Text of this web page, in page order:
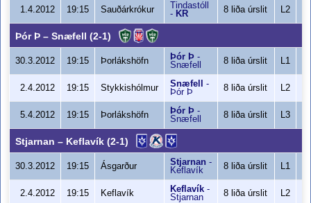
1.4.2012 19:15 Sauðárkrókur
Tindastóll
- KR 8 liða úrslit L2
Þór Þ – Snæfell (2-1)
30.3.2012 19:15 Þorlákshöfn Þór Þ -
Snæfell
8 liða úrslit L1
2.4.2012 19:15 Stykkishólmur Snæfell
-
Þór Þ
8 liða úrslit L2
5.4.2012 19:15 Þorlákshöfn Þór Þ -
Snæfell
8 liða úrslit L3
Stjarnan – Keflavík (2-1)
30.3.2012 19:15 Ásgarður Stjarnan -
Keflavík
8 liða úrslit L1
2.4.2012 19:15 Keflavík Keflavík -
Stjarnan
8 liða úrslit L2